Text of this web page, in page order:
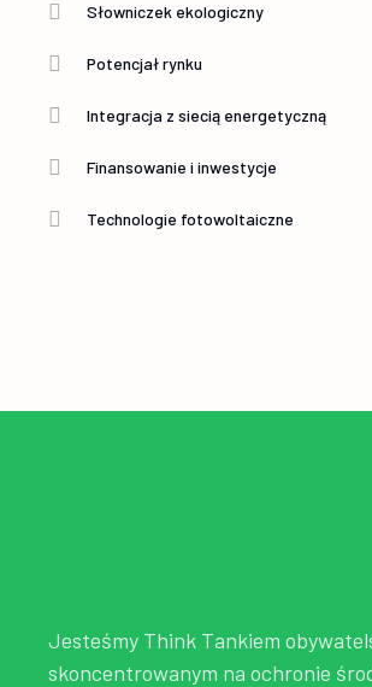
Słowniczek ekologiczny
Potencjał rynku
Integracja z siecią energetyczną
Finansowanie i inwestycje
Technologie fotowoltaiczne
Jesteśmy Think Tankiem
skoncentrowanym na ochronie